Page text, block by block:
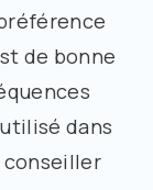
de bonne
dans
conseiller